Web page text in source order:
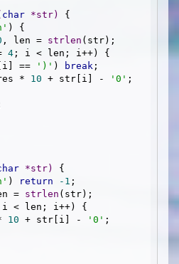
char *str)
{
) {
, len = strlen (str);
4 ; i < len; i++) {
== ')' ) break ;
= res *
10 + str[i] - '0' ;
*str)
{
) return -1 ;
= strlen (str);
< len; i++) {
10 + str[i] - '0' ;